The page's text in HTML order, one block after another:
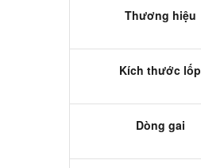
Thương hiệu
Kích thước lốp
Dòng gai